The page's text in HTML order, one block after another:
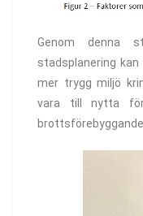
Genom denna
stadsplanering
mer trygg miljö
vara till nytta för